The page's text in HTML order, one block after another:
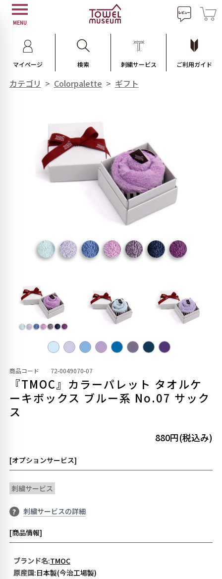
MENU
マイページ 検索 刺繍サービス ご利用ガイド
カテゴリ > Colorpalette > ギフト
商品コード 72-0049070-07
『TMOC』カラーパレット タオルケ
ーキボックス ブルー系 No.07 サック
ス
880円(税込み)
[オプションサービス]
刺繍サービス
? 刺繍サービスの詳細
[商品情報]
ブランド名:TMOC
原産国:日本製(今治工場製)